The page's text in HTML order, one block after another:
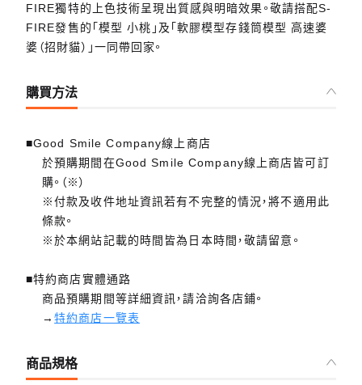
FIRE獨特的上色技術呈現出質感與明暗效果。敬請搭配S-
FIRE發售的「模型 小桃」及「軟膠模型存錢筒模型 高速婆
婆（招財貓）」一同帶回家。
購買方法
■Good Smile Company線上商店
於預購期間在Good Smile Company線上商店皆可訂
購。（※）
※付款及收件地址資訊若有不完整的情況，將不適用此
條款。
※於本網站記載的時間皆為日本時間，敬請留意。
■特約商店實體通路
商品預購期間等詳細資訊，請洽詢各店鋪。
→特約商店一覽表
商品規格